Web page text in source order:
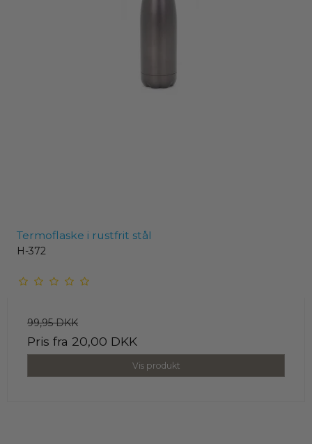
Termoflaske i rustfrit stål
H-372
99,95 DKK
Pris fra 20,00 DKK
Vis produkt